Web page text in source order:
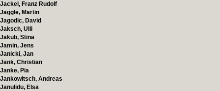
Jackel, Franz Rudolf
Jäggle, Martin
Jagodic, David
Jaksch, Ulli
Jakub, Stina
Jamin, Jens
Janicki, Jan
Jank, Christian
Janke, Pia
Jankowitsch, Andreas
Janulidu, Elsa